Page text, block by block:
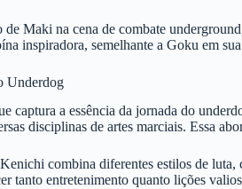
Maki na cena de combate
inspiradora, semelhante a Goku em
Underdog
a essência da jornada do
disciplinas de artes marciais. Essa
combina diferentes estilos de
tanto entretenimento quanto lições